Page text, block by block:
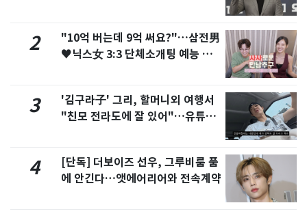
2
"10억 버는데 9억 써요?"…삼전男
♥닉스女 3:3 단체소개팅 예능 화
3
'김구라子' 그리, 할머니외 여행서
"친모 전라도에 잘 있어"…유튜브
4
[단독] 더보이즈 선우, 그루비룸 품
에 안긴다…앳에어리어와 전속계약